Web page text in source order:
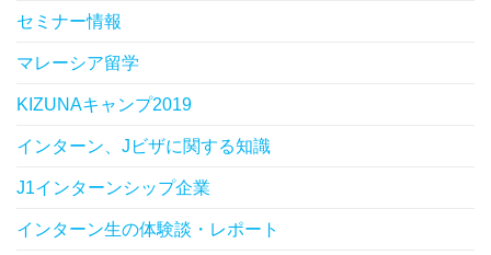
セミナー情報
マレーシア留学
KIZUNAキャンプ2019
インターン、Jビザに関する知識
J1インターンシップ企業
インターン生の体験談・レポート